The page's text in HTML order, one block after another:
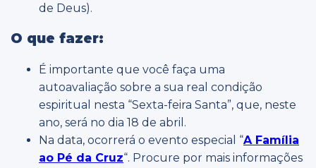
de Deus).
O que fazer:
É importante que você faça uma
autoavaliação sobre a sua real condição
espiritual nesta “Sexta-feira Santa”, que, neste
ano, será no dia 18 de abril.
Na data, ocorrerá o evento especial “A Família
ao Pé da Cruz“. Procure por mais informações